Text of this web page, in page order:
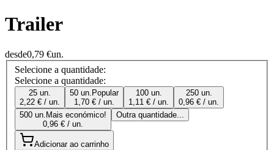
Trailer
desde0,79 €un.
Selecione a quantidade:
Selecione a quantidade:
25 un.
2,22 € / un.
50 un. Popular
1,70 € / un.
100 un.
1,11 € / un.
250 un.
0,96 € / un.
500 un. Mais económico!
0,96 € / un.
Outra quantidade...
Adicionar ao carrinho